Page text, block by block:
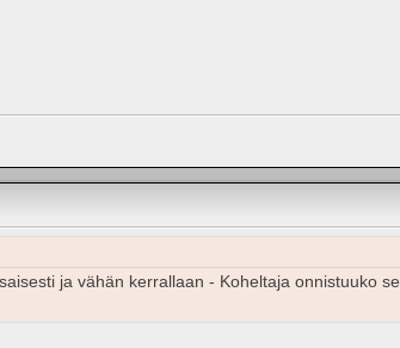
ja vähän kerrallaan - Koheltaja onnistuuko se